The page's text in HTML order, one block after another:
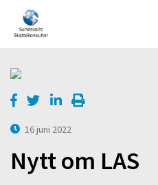
16 juni 2022
Nytt om LAS